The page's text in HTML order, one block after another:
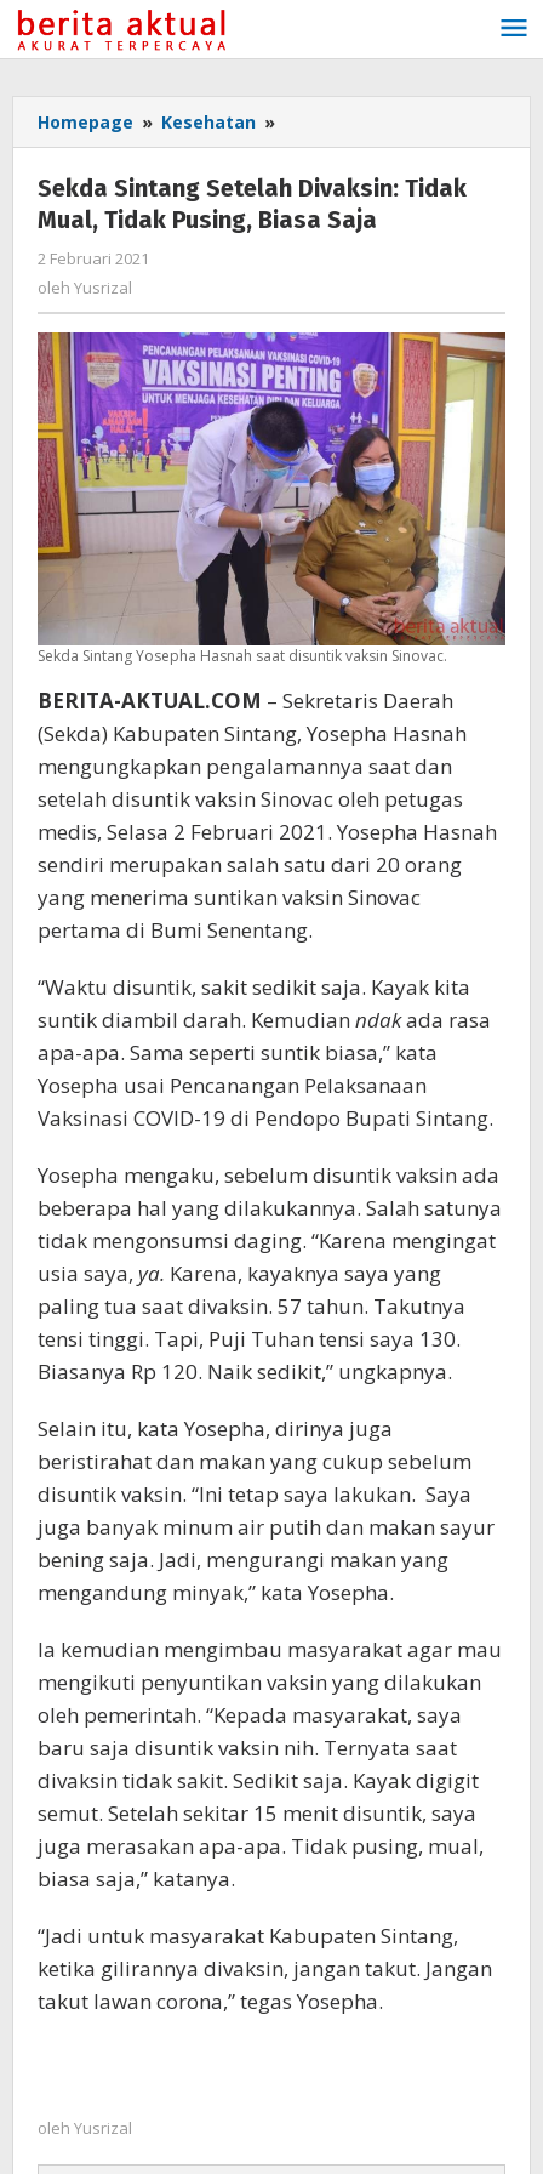
Lewati
ke
konten
Homepage » Kesehatan »
Sintang
Setelah
Divaksin:
Tidak
Saja
Sekda Sintang Setelah Divaksin: Tidak
Mual, Tidak Pusing, Biasa Saja
2 Februari 2021
oleh Yusrizal
Sekda Sintang Yosepha Hasnah saat disuntik vaksin Sinovac.
BERITA-AKTUAL.COM – Sekretaris Daerah
(Sekda) Kabupaten Sintang, Yosepha Hasnah
mengungkapkan pengalamannya saat dan
setelah disuntik vaksin Sinovac oleh petugas
medis, Selasa 2 Februari 2021. Yosepha Hasnah
sendiri merupakan salah satu dari 20 orang
yang menerima suntikan vaksin Sinovac
pertama di Bumi Senentang.
“Waktu disuntik, sakit sedikit saja. Kayak kita
suntik diambil darah. Kemudian ndakada rasa
apa-apa. Sama seperti suntik biasa,” kata
Yosepha usai Pencanangan Pelaksanaan
Vaksinasi COVID-19 di Pendopo Bupati Sintang.
Yosepha mengaku, sebelum disuntik vaksin ada
beberapa hal yang dilakukannya. Salah satunya
tidak mengonsumsi daging. “Karena mengingat
usia saya, ya. Karena, kayaknya saya yang
paling tua saat divaksin. 57 tahun. Takutnya
tensi tinggi. Tapi, Puji Tuhan tensi saya 130.
Biasanya Rp 120. Naik sedikit,” ungkapnya.
Selain itu, kata Yosepha, dirinya juga
beristirahat dan makan yang cukup sebelum
disuntik vaksin. “Ini tetap saya lakukan. Saya
juga banyak minum air putih dan makan sayur
bening saja. Jadi, mengurangi makan yang
mengandung minyak,” kata Yosepha.
Ia kemudian mengimbau masyarakat agar mau
mengikuti penyuntikan vaksin yang dilakukan
oleh pemerintah. “Kepada masyarakat, saya
baru saja disuntik vaksin nih. Ternyata saat
divaksin tidak sakit. Sedikit saja. Kayak digigit
semut. Setelah sekitar 15 menit disuntik, saya
juga merasakan apa-apa. Tidak pusing, mual,
biasa saja,” katanya.
“Jadi untuk masyarakat Kabupaten Sintang,
ketika gilirannya divaksin, jangan takut. Jangan
takut lawan corona,” tegas Yosepha.
oleh Yusrizal